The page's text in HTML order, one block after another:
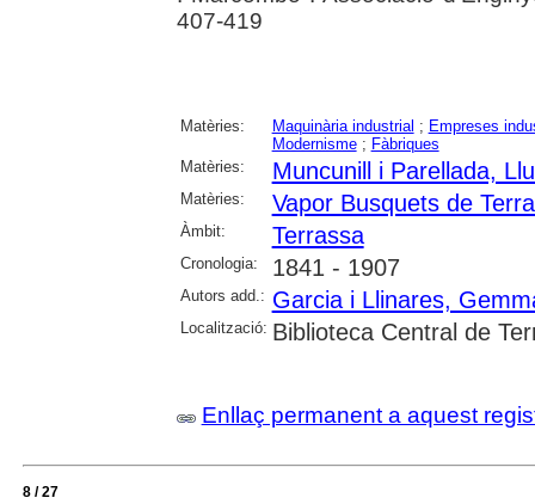
407-419
Matèries: Maquinària industrial ; Empreses
Modernisme; Fàbriques
Matèries:
Muncunill i Parellada,
Matèries: Vapor Busquets de
Àmbit: Terrassa
Cronologia: 1841 - 1907
Autors add.: Garcia i Llinares,
Localització: Biblioteca Central de
Enllaç permanent a aquest
8 / 27